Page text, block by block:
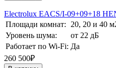
Electrolux EACS/I-09+09+18
Площади комнат:
20, 20 и 40
Уровень шума:
от 22 дБ
Работает по Wi-Fi: Да
260 500₽